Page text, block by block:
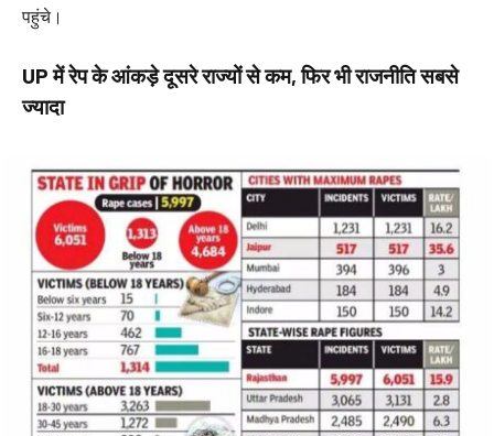
पहुंचे।
UP में रेप के आंकड़े दूसरे राज्यों से कम, फिर भी राजनीति सबसे
ज्यादा